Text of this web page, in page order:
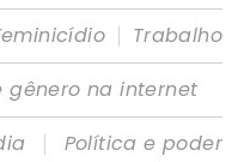
| Trabalho
gênero na internet
|
Política e poder